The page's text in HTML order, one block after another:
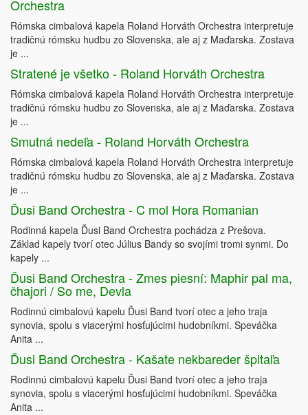
Orchestra
Rómska cimbalová kapela Roland Horváth Orchestra interpretuje
tradičnú rómsku hudbu zo Slovenska, ale aj z Maďarska. Zostava
je ...
Stratené je všetko - Roland Horváth Orchestra
Rómska cimbalová kapela Roland Horváth Orchestra interpretuje
tradičnú rómsku hudbu zo Slovenska, ale aj z Maďarska. Zostava
je ...
Smutná nedeľa - Roland Horváth Orchestra
Rómska cimbalová kapela Roland Horváth Orchestra interpretuje
tradičnú rómsku hudbu zo Slovenska, ale aj z Maďarska. Zostava
je ...
Ďusi Band Orchestra - C mol Hora Romanian
Rodinná kapela Ďusi Band Orchestra pochádza z Prešova.
Základ kapely tvorí otec Július Bandy so svojími tromi synmi. Do
kapely ...
Ďusi Band Orchestra - Zmes piesní: Maphir pal ma,
čhajori / So me, Devla
Rodinnú cimbalovú kapelu Ďusi Band tvorí otec a jeho traja
synovia, spolu s viacerými hosťujúcimi hudobníkmi. Speváčka
Anita ...
Ďusi Band Orchestra - Kašate nekbareder špitaľa
Rodinnú cimbalovú kapelu Ďusi Band tvorí otec a jeho traja
synovia, spolu s viacerými hosťujúcimi hudobníkmi. Speváčka
Anita ...